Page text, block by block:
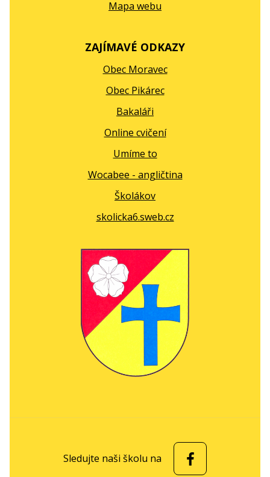
Mapa webu
ZAJÍMAVÉ ODKAZY
Obec Moravec
Obec Pikárec
Bakaláři
Online cvičení
Umíme to
Wocabee - angličtina
Školákov
skolicka6.sweb.cz
Sledujte naši školu na